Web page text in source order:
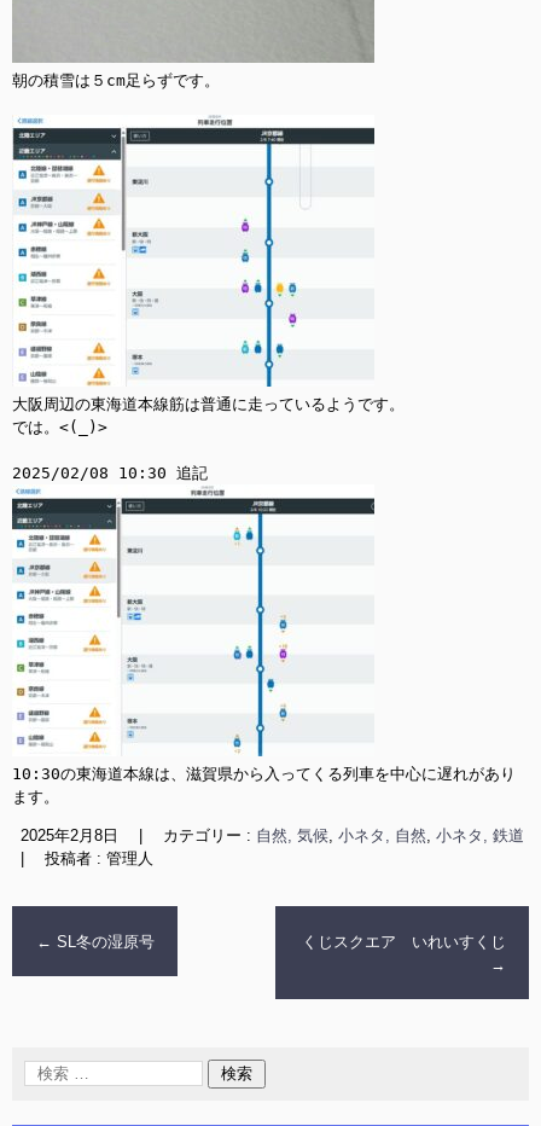
朝の積雪は５cm足らずです。
大阪周辺の東海道本線筋は普通に走っているようです。
では。<(_)>
10:30の東海道本線は、滋賀県から入ってくる列車を中心に遅れがあり
ます。
2025年2月8日 カテゴリー : 自然, 気候, 小ネタ, 自然, 小ネタ, 鉄道
投稿者 : 管理人
← SL冬の湿原号
くじスクエア いれいすくじ
→